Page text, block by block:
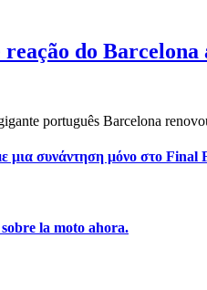
reação do
português Barcelona
μια συνάντηση μόνο στο Final
la moto ahora.